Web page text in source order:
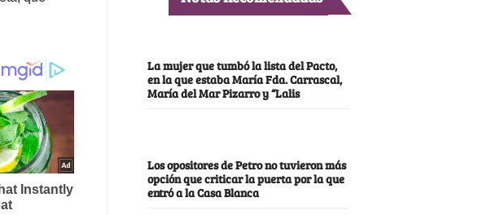
La mujer que tumbó la lista del Pacto,
en la que estaba María Fda. Carrascal,
María del Mar Pizarro y “Lalis
Los opositores de Petro no tuvieron más
opción que criticar la puerta por la que
entró a la Casa Blanca